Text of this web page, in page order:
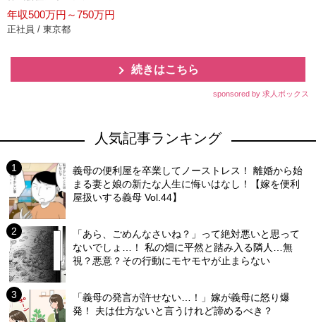
年収500万円～750万円
正社員 / 東京都
続きはこちら
sponsored by 求人ボックス
人気記事ランキング
義母の便利屋を卒業してノーストレス！ 離婚から始
まる妻と娘の新たな人生に悔いはなし！【嫁を便利
屋扱いする義母 Vol.44】
「あら、ごめんなさいね？」って絶対悪いと思って
ないでしょ…！ 私の畑に平然と踏み入る隣人…無
視？悪意？その行動にモヤモヤが止まらない
「義母の発言が許せない…！」嫁が義母に怒り爆
発！ 夫は仕方ないと言うけれど諦めるべき？